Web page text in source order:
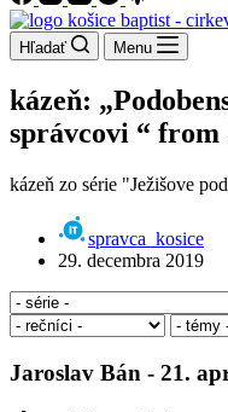
Hľadať Menu
kázeň:
správcovi “ from
kázeň zo série "Ježišove
spravca_kosice
29. decembra 2019
Jaroslav Bán - 21.